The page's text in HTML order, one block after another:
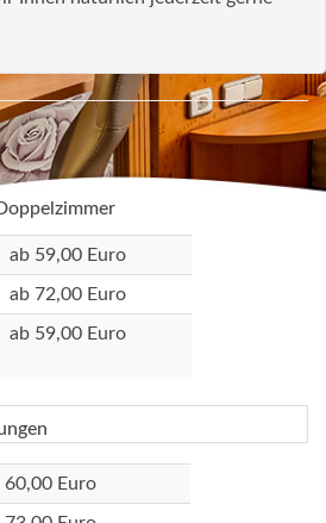
ab 59,00 Euro
ab 72,00 Euro
ab 59,00 Euro
60,00 Euro